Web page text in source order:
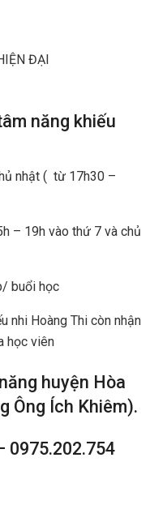
ĐẠI
năng khiếu
nhật ( từ 17h30 –
– 19h vào thứ 7 và chủ
buổi học
nhi Hoàng Thi còn nhận
học viên
huyện Hòa
Ông Ích Khiêm).
0975.202.754